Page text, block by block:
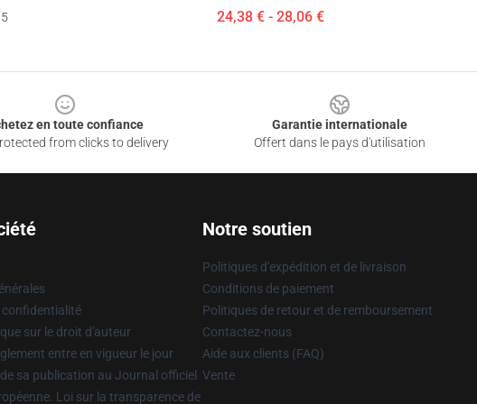
24,38 € - 28,06 €
en toute confiance
from clicks to delivery
Garantie internationale
Offert dans le pays d'utilisation
confidentialité
sur le droit d'auteur
entre en vigueur le jour
sa publication au Journal officiel
Loi sur la transparence de
Notre soutien
Politiques d'expédition et de livraison
Conditions de paiement
Politiques de retour et de remboursement
Contactez-nous
Aide aux clients (FAQ)
Vente